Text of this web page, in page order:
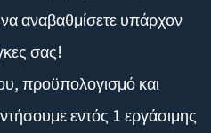
εσωτερικό
αναβαθμίσετε υπάρχον
σας!
προϋπολογισμό και